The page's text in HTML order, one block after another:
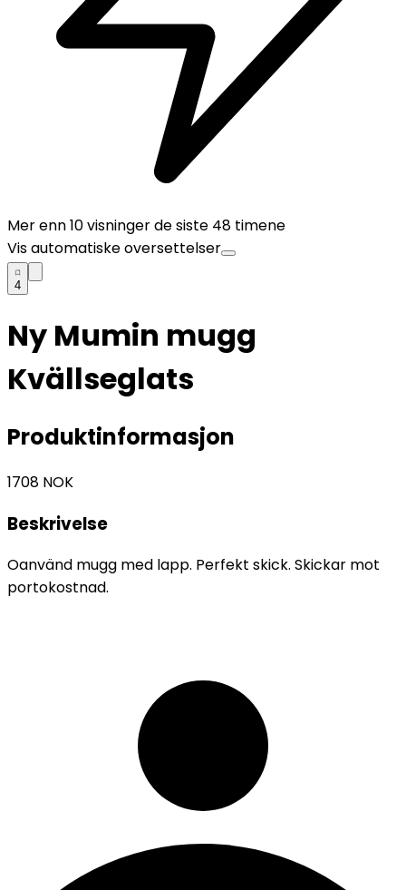
Mer enn10visninger de siste 48 timene
Vis automatiske oversettelser
4
Ny Mumin mugg
Kvällseglats
Produktinformasjon
1708 NOK
Beskrivelse
Oanvänd mugg med lapp. Perfekt skick. Skickar mot
portokostnad.